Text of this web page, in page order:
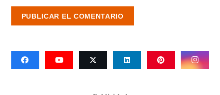
PUBLICAR EL COMENTARIO